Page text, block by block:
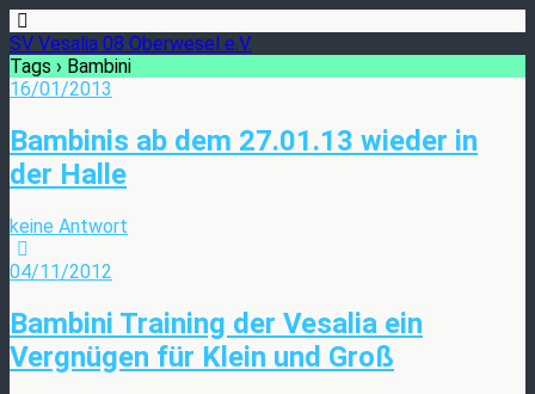
SV Vesalia 08 Oberwesel e.V.
Tags › Bambini
16/01/2013
Bambinis ab dem 27.01.13 wieder in
der Halle
keine Antwort
04/11/2012
Bambini Training der Vesalia ein
Vergnügen für Klein und Groß